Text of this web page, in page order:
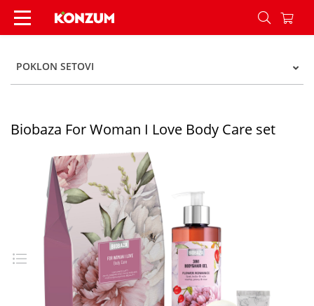
Biobaza For Woman I Love Body Care set -
POKLON SETOVI
Biobaza For Woman I Love Body Care set